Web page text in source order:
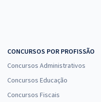
CONCURSOS POR PROFISSÃO
Concursos Administrativos
Concursos Educação
Concursos Fiscais